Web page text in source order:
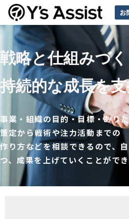
お
サービス一覧
利用規約（出展
戦略と仕組みづく
持続的な成長を
事業・組織の目的・目標・あり
策定から戦術や注力活動までの
作り方などを相談できるので、
つ、成果を上げていくことができ